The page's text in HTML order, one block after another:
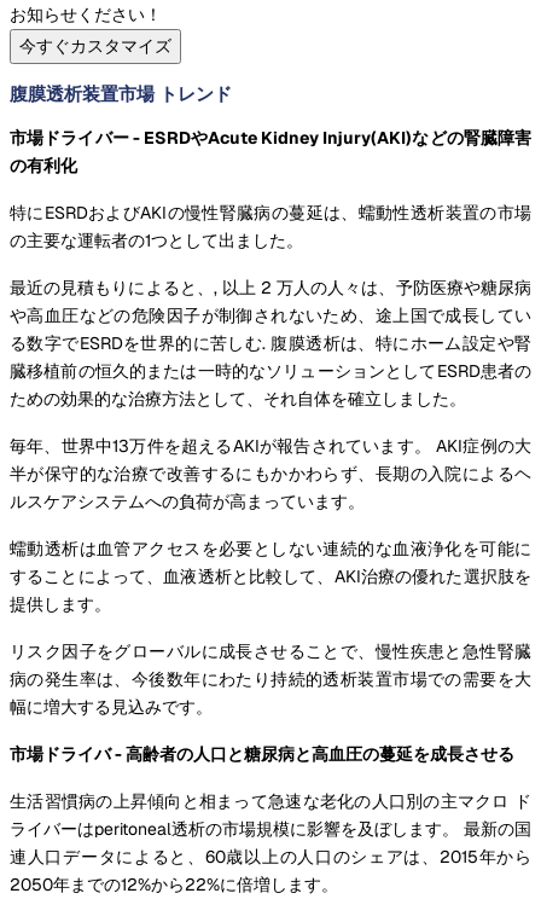
お知らせください！
今すぐカスタマイズ
腹膜透析装置市場 トレンド
市場ドライバー - ESRDやAcute Kidney Injury(AKI)などの腎臓障害
の有利化
特にESRDおよびAKIの慢性腎臓病の蔓延は、蠕動性透析装置の市場
の主要な運転者の1つとして出ました。
最近の見積もりによると、, 以上 2 万人の人々は、予防医療や糖尿病
や高血圧などの危険因子が制御されないため、途上国で成長してい
る数字でESRDを世界的に苦しむ. 腹膜透析は、特にホーム設定や腎
臓移植前の恒久的または一時的なソリューションとしてESRD患者の
ための効果的な治療方法として、それ自体を確立しました。
毎年、世界中13万件を超えるAKIが報告されています。 AKI症例の大
半が保守的な治療で改善するにもかかわらず、長期の入院によるヘ
ルスケアシステムへの負荷が高まっています。
蠕動透析は血管アクセスを必要としない連続的な血液浄化を可能に
することによって、血液透析と比較して、AKI治療の優れた選択肢を
提供します。
リスク因子をグローバルに成長させることで、慢性疾患と急性腎臓
病の発生率は、今後数年にわたり持続的透析装置市場での需要を大
幅に増大する見込みです。
市場ドライバ - 高齢者の人口と糖尿病と高血圧の蔓延を成長させる
生活習慣病の上昇傾向と相まって急速な老化の人口別の主マクロ ド
ライバーはperitoneal透析の市場規模に影響を及ぼします。 最新の国
連人口データによると、60歳以上の人口のシェアは、2015年から
2050年までの12%から22%に倍増します。